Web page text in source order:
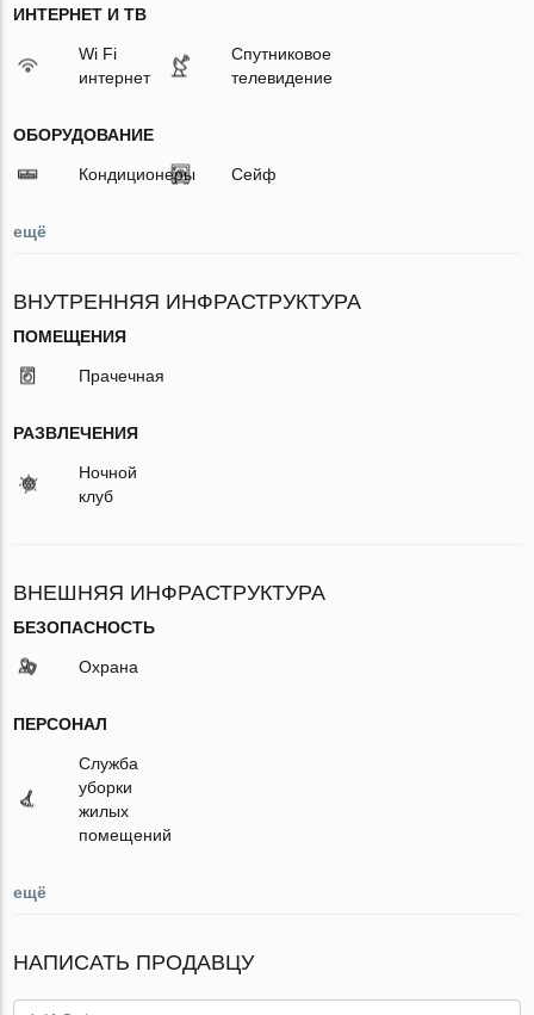
ИНТЕРНЕТ И ТВ
Wi Fi
интернет
Спутниковое
телевидение
ОБОРУДОВАНИЕ
Кондиционеры Сейф
ещё
ВНУТРЕННЯЯ ИНФРАСТРУКТУРА
ПОМЕЩЕНИЯ
Прачечная
РАЗВЛЕЧЕНИЯ
Ночной
клуб
ВНЕШНЯЯ ИНФРАСТРУКТУРА
БЕЗОПАСНОСТЬ
Охрана
ПЕРСОНАЛ
Служба
уборки
жилых
помещений
ещё
НАПИСАТЬ ПРОДАВЦУ